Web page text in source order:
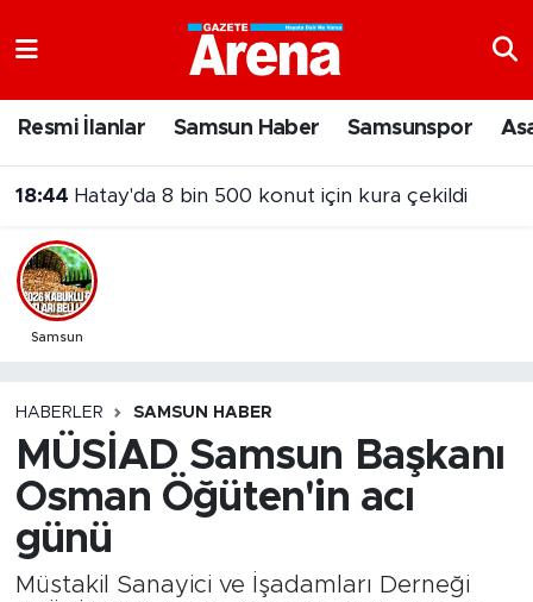
Resmi İlanlar Samsun Haber Samsunspor
18:44 Hatay'da 8 bin 500 konut için kura çekildi
18:04 Samsun’da bıçaklı kavgadaki kadın şüpheli tutuklandı
Samsun
HABERLER SAMSUN HABER
MÜSİAD Samsun Başkanı
Osman Öğüten'in acı
günü
Müstakil Sanayici ve İşadamları Derneği
Samsun Namaz Vakitleri
Trafik Durumu
Süper Lig Puan Durumu ve Fikstür
Son Dakika Haberleri
Haber Arşivi